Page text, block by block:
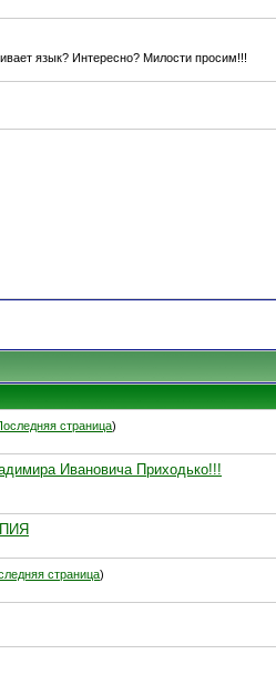
язык? Интересно? Милости просим!!!
страница)
Ивановича Приходько!!!
страница)